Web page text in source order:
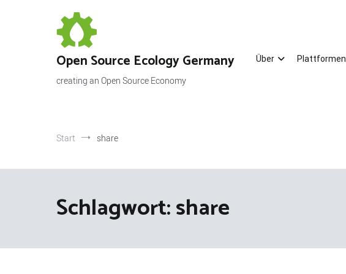
Open Source Ecology Germany
creating an Open Source Economy
Über Plattformen
Start share
Schlagwort:share